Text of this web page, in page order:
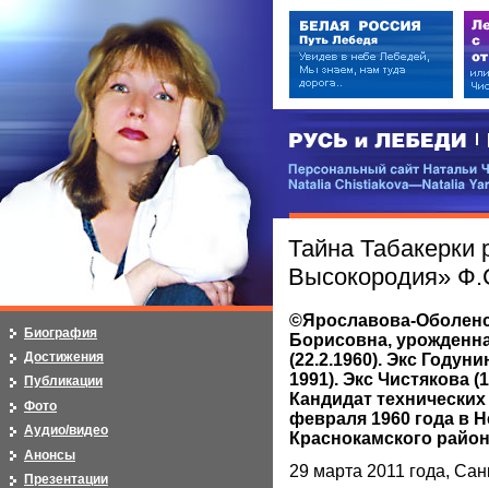
РУСЬ и ЛЕБЕДИ | RUSI —
Персональный сайт Натальи
Тайна
Высокородия»
©Ярославова-
Борисовна,
(22.2.1960). Экс
1991). Экс Чистякова
Кандидат
февраля 1960 года в
Краснокамского
29 марта 2011 года,
Биография
Достижения
Публикации
Фото
Аудио/видео
Анонсы
Презентации